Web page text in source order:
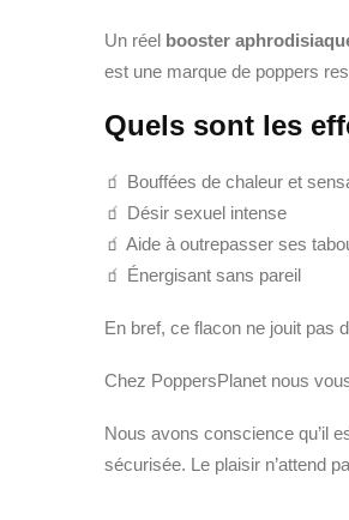
Un réel booster
est une marque de poppers
Quels sont les
🧃 Bouffées de chaleur et
🧃 Désir sexuel intense
🧃 Aide à outrepasser ses
🧃 Énergisant sans pareil
En bref, ce flacon ne jouit pas
Chez PoppersPlanet nous
Nous avons conscience qu’il
sécurisée. Le plaisir n’attend